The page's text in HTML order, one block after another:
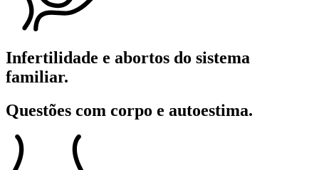
Infertilidade e abortos do sistema
familiar.
Questões com corpo e autoestima.